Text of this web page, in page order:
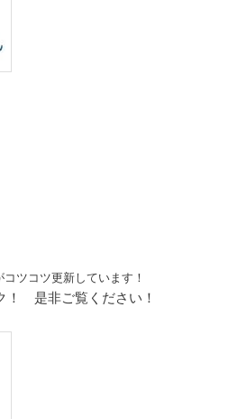
ツコツ更新しています！
！ 是非ご覧ください！